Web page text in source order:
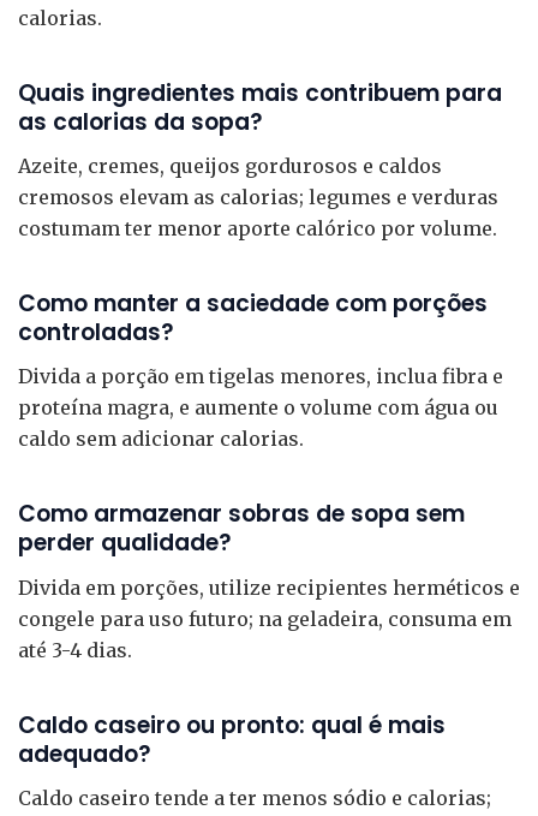
calorias.
Quais ingredientes mais contribuem para
as calorias da sopa?
Azeite, cremes, queijos gordurosos e caldos
cremosos elevam as calorias; legumes e verduras
costumam ter menor aporte calórico por volume.
Como manter a saciedade com porções
controladas?
Divida a porção em tigelas menores, inclua fibra e
proteína magra, e aumente o volume com água ou
caldo sem adicionar calorias.
Como armazenar sobras de sopa sem
perder qualidade?
Divida em porções, utilize recipientes herméticos e
congele para uso futuro; na geladeira, consuma em
até 3-4 dias.
Caldo caseiro ou pronto: qual é mais
adequado?
Caldo caseiro tende a ter menos sódio e calorias;